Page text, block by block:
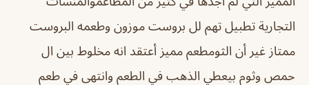
التجارية تطبيل تهم لل بروست موزون وطعمه البروست
ممتاز غير أن الثوم‏طعم مميز أعتقد انه مخلوط بين ال
حمص وثوم بيعطي الذهب في الطعم وانتهى في طعم